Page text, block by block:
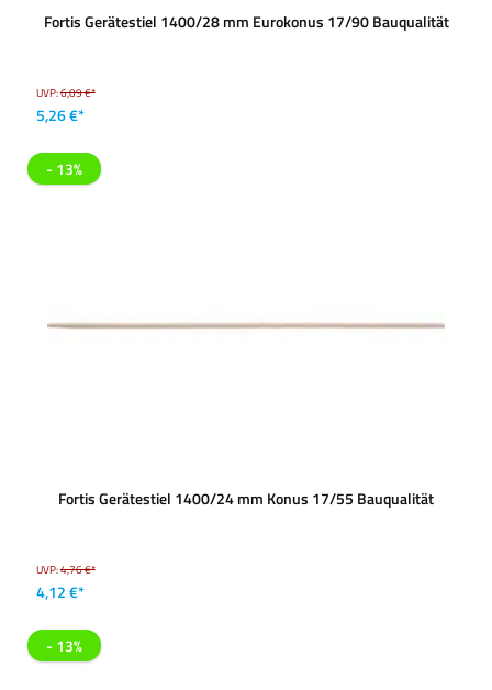
Fortis Gerätestiel 1400/28 mm Eurokonus 17/90 Bauqualität
UVP:6,09 €*
5,26 €*
- 13%
Fortis Gerätestiel 1400/24 mm Konus 17/55 Bauqualität
UVP:4,76 €*
4,12 €*
- 13%